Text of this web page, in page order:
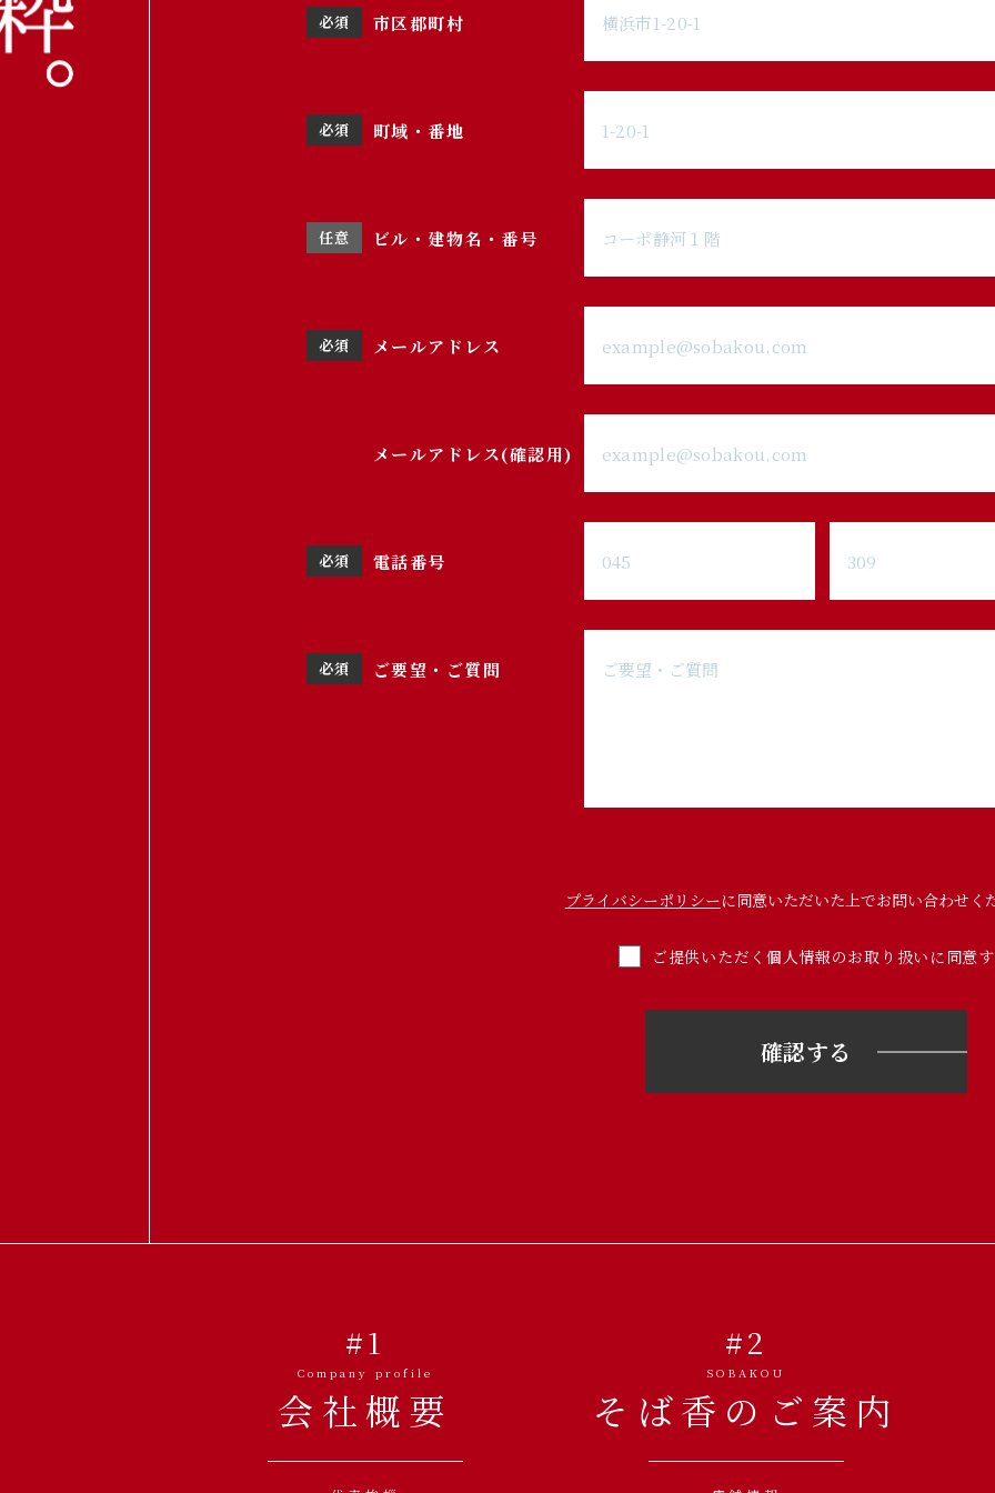
市区郡町村
町域・番地
ビル・建物名・番号
メールアドレス
メールアドレス(確認用)
電話番号
ご要望・ご質問
プライバシーポリシーに同意いただいた上でお問い合わせく
ご提供いただく個人情報のお取り扱いに同意す
#1
Company profile
会社概要
#2
SOBAKOU
そば香のご案内